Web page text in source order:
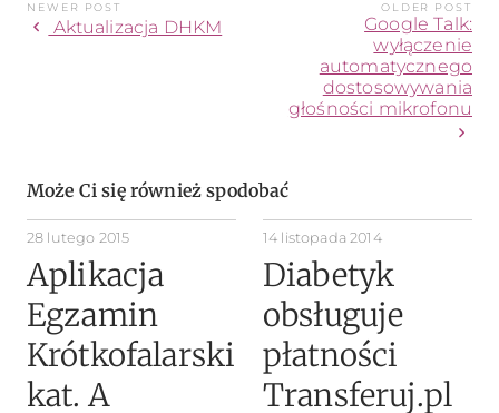
NEWER POST
chevron_left Aktualizacja DHKM
OLDER POST
Google Talk:
wyłączenie
automatycznego
dostosowywania
głośności mikrofonu
chevron_right
Może Ci się również spodobać
28 lutego 2015
Aplikacja
Egzamin
Krótkofalarski
kat. A
14 listopada 2014
Diabetyk
obsługuje
płatności
Transferuj.pl